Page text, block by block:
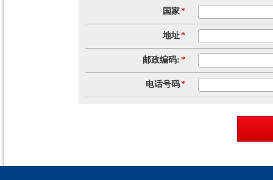
国家*
地址*
邮政编码: *
电话号码*